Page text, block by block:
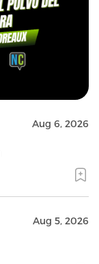
Aug 6, 2026
Aug 5, 2026